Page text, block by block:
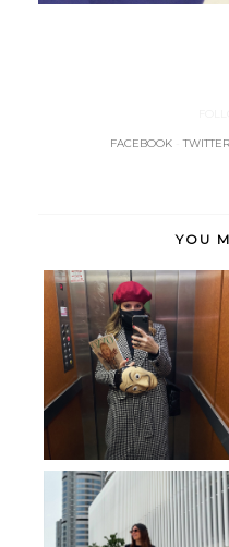
FACEBOOK -TWITTER
YOU
Shopening event